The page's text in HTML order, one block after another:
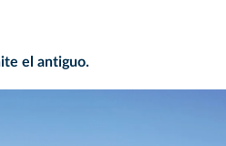
el antiguo.